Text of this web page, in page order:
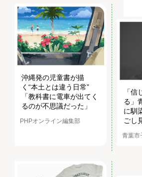
沖縄発の児童書が描
く“本土とは違う日常”
「教科書に電車が出てく
るのが不思議だった」
PHPオンライン編集部
「
る」
に馴
ごし
青葉市